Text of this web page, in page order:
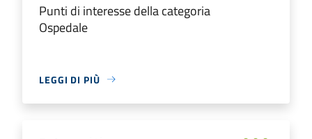
Punti di interesse della categoria
Ospedale
LEGGI DI PIÙ